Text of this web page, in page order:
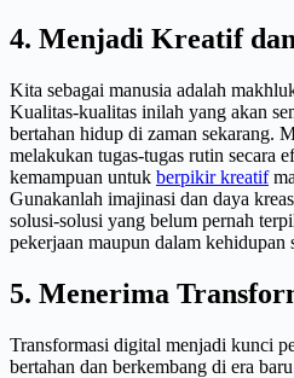
4. Menjadi Kreatif
Kita sebagai manusia adalah
Kualitas-kualitas inilah yang akan
bertahan hidup di zaman sekarang.
melakukan tugas-tugas rutin secara
kemampuan untuk berpikir kreatif
Gunakanlah imajinasi dan daya
solusi-solusi yang belum pernah
pekerjaan maupun dalam kehidupan
5. Menerima
Transformasi digital menjadi kunci
bertahan dan berkembang di era